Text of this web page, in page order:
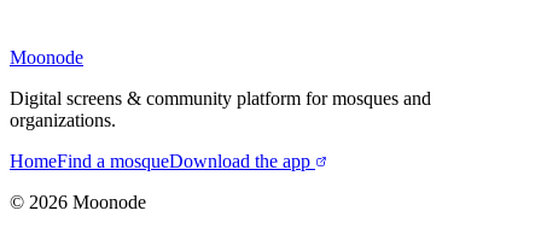
Moonode
Digital screens & community platform for mosques and
organizations.
HomeFind a mosqueDownload the app
© 2026 Moonode